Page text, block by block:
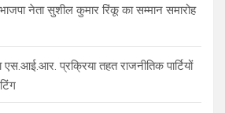
भाजपा नेता सुशील कुमार रिंकू का सम्मान समारोह
एस.आई.आर. प्रक्रिया तहत राजनीतिक पार्टियों